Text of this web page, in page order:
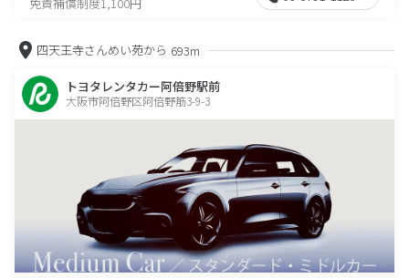
四天王寺さんめい苑から 693m
トヨタレンタカー阿倍野駅前
大阪市阿倍野区阿倍野筋3-9-3